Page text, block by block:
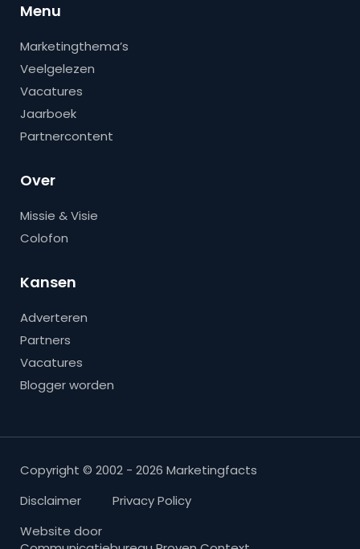
Menu
Marketingthema’s
Veelgelezen
Vacatures
Jaarboek
Partnercontent
Over
Missie & Visie
Colofon
Kansen
Adverteren
Partners
Vacatures
Blogger worden
Copyright © 2002 - 2026 Marketingfacts
Disclaimer
Privacy Policy
Website door